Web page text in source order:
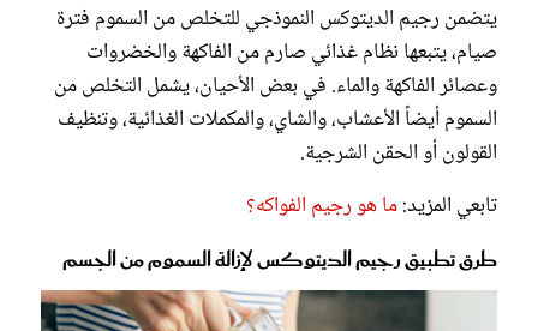
يتضمن رجيم الديتوكس النموذجي للتخلص من السموم فترة
صيام، يتبعها نظام غذائي صارم من الفاكهة والخضروات
وعصائر الفاكهة والماء. في بعض الأحيان، يشمل التخلص من
السموم أيضاً الأعشاب، والشاي، والمكملات الغذائية، وتنظيف
القولون أو الحقن الشرجية.
تابعي المزيد:ما هو رجيم الفواكه؟
طرق تطبيق رجيم الديتوكس لإزالة السموم من الجسم